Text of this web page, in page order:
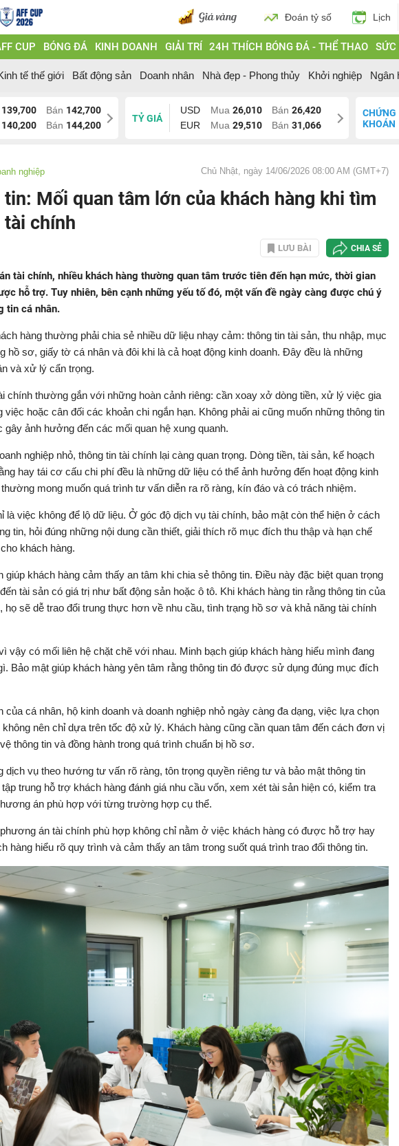
Đoán tỷ số Lịch
CUP BÓNG ĐÁ KINH DOANH GIẢI TRÍ 24H THÍCH BÓNG ĐÁ - THỂ THAO SỨC
tế thế giới Bất động sản Doanh nhân Nhà đẹp - Phong thủy Khởi nghiệp Ngân
139,700 Bán 142,700
140,200 Bán 144,200
TỶ GIÁ
USD Mua 26,010 Bán 26,420
EUR
Mua 29,510 Bán 31,066
CHỨNG
KHOÁN
nghiệp Chủ Nhật, ngày 14/06/2026 08:00 AM (GMT+7)
Mối quan tâm lớn của khách hàng khi tìm
tài chính
LƯU BÀI CHIA SẺ
tài chính, nhiều khách hàng thường quan tâm trước tiên đến hạn mức, thời gian
hỗ trợ. Tuy nhiên, bên cạnh những yếu tố đó, một vấn đề ngày càng được chú ý
tin cá nhân.
hàng thường phải chia sẻ nhiều dữ liệu nhạy cảm: thông tin tài sản, thu nhập, mục
hồ sơ, giấy tờ cá nhân và đôi khi là cả hoạt động kinh doanh. Đây đều là những
và xử lý cẩn trọng.
chính thường gắn với những hoàn cảnh riêng: cần xoay xở dòng tiền, xử lý việc gia
hoặc cân đối các khoản chi ngắn hạn. Không phải ai cũng muốn những thông tin
gây ảnh hưởng đến các mối quan hệ xung quanh.
nghiệp nhỏ, thông tin tài chính lại càng quan trọng. Dòng tiền, tài sản, kế hoạch
hay tái cơ cấu chi phí đều là những dữ liệu có thể ảnh hưởng đến hoạt động kinh
mong muốn quá trình tư vấn diễn ra rõ ràng, kín đáo và có trách nhiệm.
là việc không để lộ dữ liệu. Ở góc độ dịch vụ tài chính, bảo mật còn thể hiện ở cách
tin, hỏi đúng những nội dung cần thiết, giải thích rõ mục đích thu thập và hạn chế
khách hàng.
giúp khách hàng cảm thấy an tâm khi chia sẻ thông tin. Điều này đặc biệt quan trọng
tài sản có giá trị như bất động sản hoặc ô tô. Khi khách hàng tin rằng thông tin của
sẽ dễ trao đổi trung thực hơn về nhu cầu, tình trạng hồ sơ và khả năng tài chính
vậy có mối liên hệ chặt chẽ với nhau. Minh bạch giúp khách hàng hiểu mình đang
Bảo mật giúp khách hàng yên tâm rằng thông tin đó được sử dụng đúng mục đích
của cá nhân, hộ kinh doanh và doanh nghiệp nhỏ ngày càng đa dạng, việc lựa chọn
nên chỉ dựa trên tốc độ xử lý. Khách hàng cũng cần quan tâm đến cách đơn vị
thông tin và đồng hành trong quá trình chuẩn bị hồ sơ.
dịch vụ theo hướng tư vấn rõ ràng, tôn trọng quyền riêng tư và bảo mật thông tin
trung hỗ trợ khách hàng đánh giá nhu cầu vốn, xem xét tài sản hiện có, kiểm tra
án phù hợp với từng trường hợp cụ thể.
án tài chính phù hợp không chỉ nằm ở việc khách hàng có được hỗ trợ hay
hàng hiểu rõ quy trình và cảm thấy an tâm trong suốt quá trình trao đổi thông tin.